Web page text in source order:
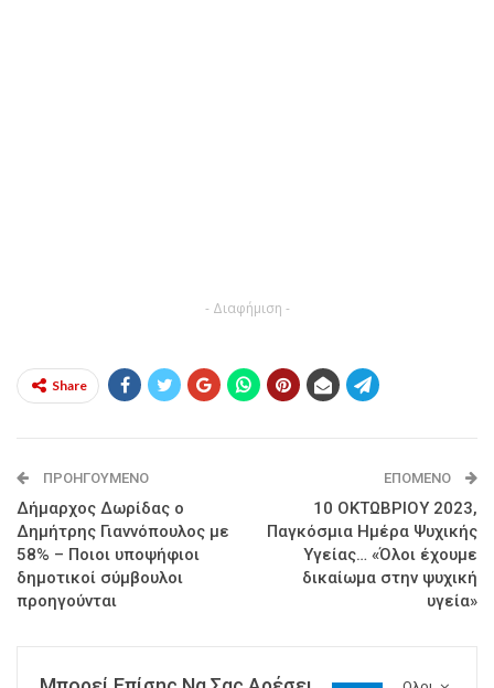
- Διαφήμιση -
Share
ΠΡΟΗΓΟΎΜΕΝΟ
Δήμαρχος Δωρίδας ο
Δημήτρης Γιαννόπουλος με
58% – Ποιοι υποψήφιοι
δημοτικοί σύμβουλοι
προηγούνται
ΕΠΌΜΕΝΟ
10 ΟΚΤΩΒΡΙΟΥ 2023,
Παγκόσμια Ημέρα Ψυχικής
Υγείας… «Όλοι έχουμε
δικαίωμα στην ψυχική
υγεία»